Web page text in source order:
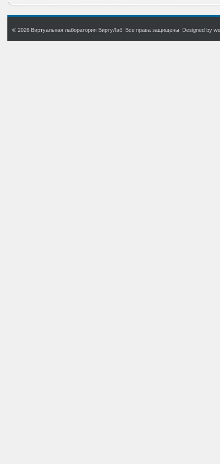
© 2026 Виртуальная лаборатория ВиртуЛаб. Все права защищены. Designed by